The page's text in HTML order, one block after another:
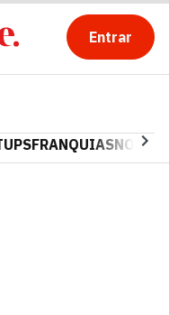
Entrar
FRANQUIAS